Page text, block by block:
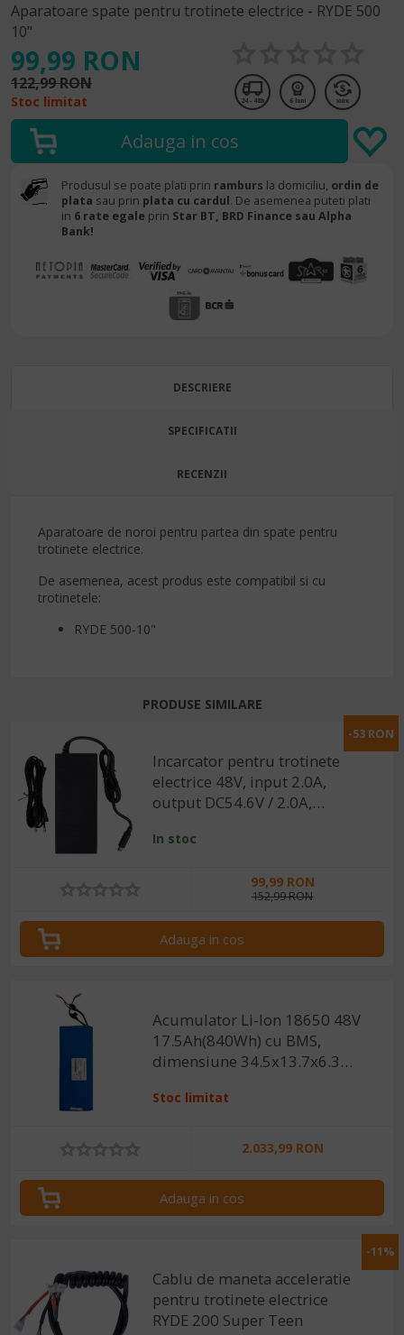
Aparatoare spate pentru trotinete electrice - RYDE 500
10"
99,99 RON
122,99 RON
Stoc limitat 24 - 48h 6 luni
Produsul se poate plati prin ramburs la domiciliu, ordin de
plata sau prin plata cu cardul. De asemenea puteti plati
in 6 rate egale prin Star BT, BRD Finance sau Alpha
Bank!
DESCRIERE
SPECIFICATII
RECENZII
Aparatoare de noroi pentru partea din spate pentru
trotinete electrice.
De asemenea, acest produs este compatibil si cu
trotinetele:
RYDE 500-10"
PRODUSE SIMILARE
-53 RON
Incarcator pentru trotinete
electrice 48V, input 2.0A,
output DC54.6V / 2.0A,
In stoc
99,99 RON
152,99 RON
Adauga in cos
Acumulator Li-Ion 18650 48V
17.5Ah(840Wh) cu BMS,
dimensiune 34.5x13.7x6.3
Stoc limitat
2.033,99 RON
Adauga in cos
-11%
Cablu de maneta acceleratie
pentru trotinete electrice
RYDE 200 Super Teen